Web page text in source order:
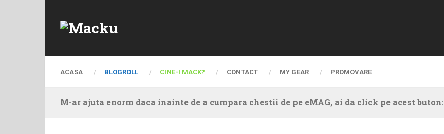
ACASA BLOGROLL CINE-I MACK? CONTACT MY GEAR PROMOVARE
M-ar ajuta enorm daca inainte de a cumpara chestii de pe eMAG, ai da click pe acest buton: